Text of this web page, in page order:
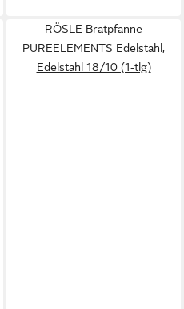
RÖSLE Bratpfanne
PUREELEMENTS Edelstahl,
Edelstahl 18/10 (1-tlg)